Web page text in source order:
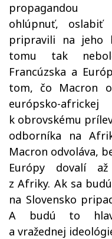
ohlúpnuť,
pripravili na jeho
tomu tak
Francúzska a
tom, čo Macron
európsko-
k obrovskému
odborníka na
Macron odvoláva,
Európy dovalí
z Afriky. Ak sa
na Slovensko
A budú to
a vražednej